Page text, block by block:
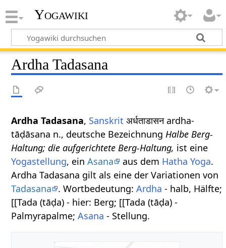
Yogawiki
Ardha Tadasana
Ardha Tadasana, Sanskrit अर्धताडासन ardha-
tāḍāsana n., deutsche BezeichnungHalbe Berg-
Haltung; die aufgerichtete Berg-Haltung, ist eine
Yogastellung, einAsana aus dem Hatha Yoga.
Ardha Tadasana gilt als eine der Variationen von
Tadasana
. Wortbedeutung:Ardha - halb, Hälfte;
[[Tada (tāḍa) - hier: Berg; [[Tada (tāḍa) -
Palmyrapalme;Asana - Stellung.